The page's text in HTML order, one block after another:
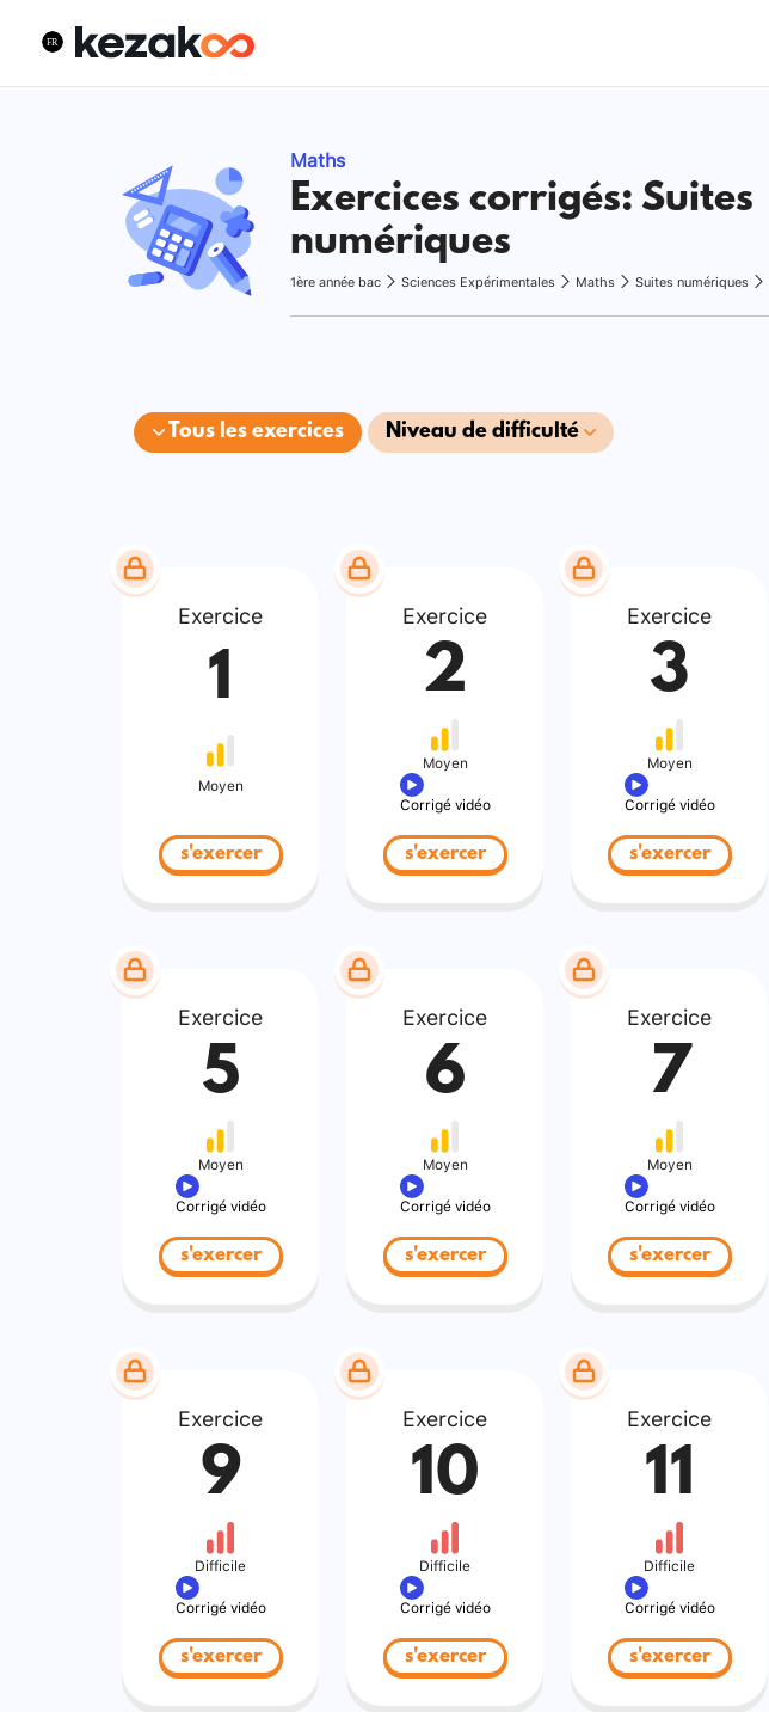
Maths
Exercices corrigés: Suites
numériques
1ère année bac Sciences Expérimentales Maths Suites numériques
Tous les exercices Niveau de difficulté
Exercice
1
Moyen
s'exercer
Exercice
2
Moyen
Corrigé vidéo
s'exercer
Exercice
3
Moyen
Corrigé vidéo
s'exercer
Exercice
5
Moyen
Corrigé vidéo
s'exercer
Exercice
6
Moyen
Corrigé vidéo
s'exercer
Exercice
7
Moyen
Corrigé vidéo
s'exercer
Exercice
9
Difficile
Corrigé vidéo
s'exercer
Exercice
10
Difficile
Corrigé vidéo
s'exercer
Exercice
11
Difficile
Corrigé vidéo
s'exercer